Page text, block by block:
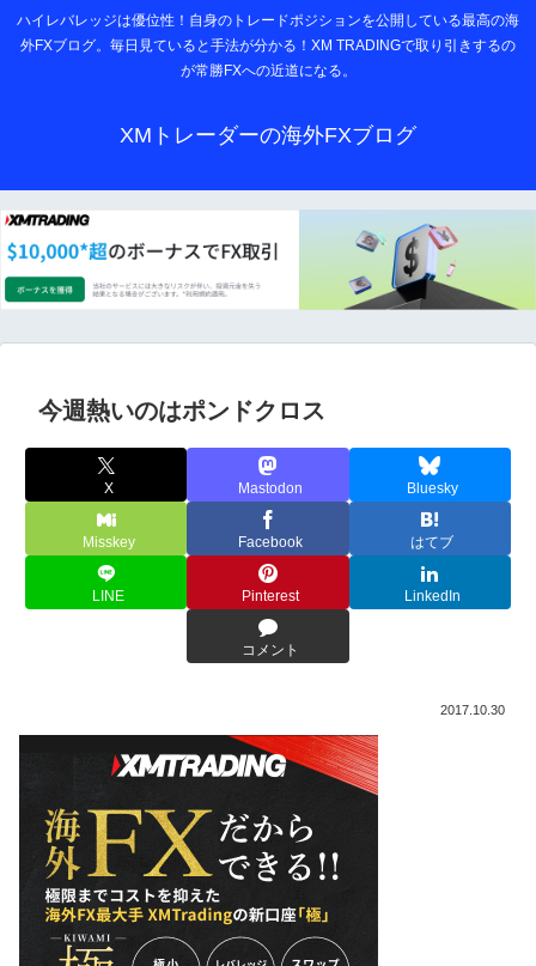
ハイレバレッジは優位性！自身のトレードポジションを公開している最高の海
外FXブログ。毎日見ていると手法が分かる！XM TRADINGで取り引きするの
が常勝FXへの近道になる。
XMトレーダーの海外FXブログ
今週熱いのはポンドクロス
X Mastodon Bluesky
Misskey Facebook はてブ
LINE Pinterest LinkedIn
コメント
2017.10.30